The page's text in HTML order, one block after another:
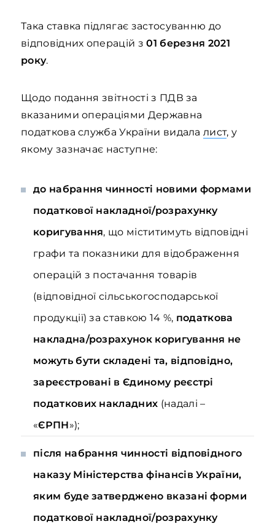
Така ставка підлягає застосуванню до
відповідних операцій з01 березня 2021
року.
Щодо подання звітності з ПДВ за
вказаними операціями Державна
податкова служба України видалалист, у
якому зазначає наступне:
до набрання чинності новими формами
податкової накладної/розрахунку
коригування, що міститимуть відповідні
графи та показники для відображення
операцій з постачання товарів
(відповідної сільськогосподарської
продукції) за ставкою 14 %, податкова
накладна/розрахунок коригування не
можуть бути складені та, відповідно,
зареєстровані в Єдиному реєстрі
податкових накладних (надалі –
«ЄРПН»);
після набрання чинності відповідного
наказу Міністерства фінансів України,
яким буде затверджено вказані форми
податкової накладної/розрахунку